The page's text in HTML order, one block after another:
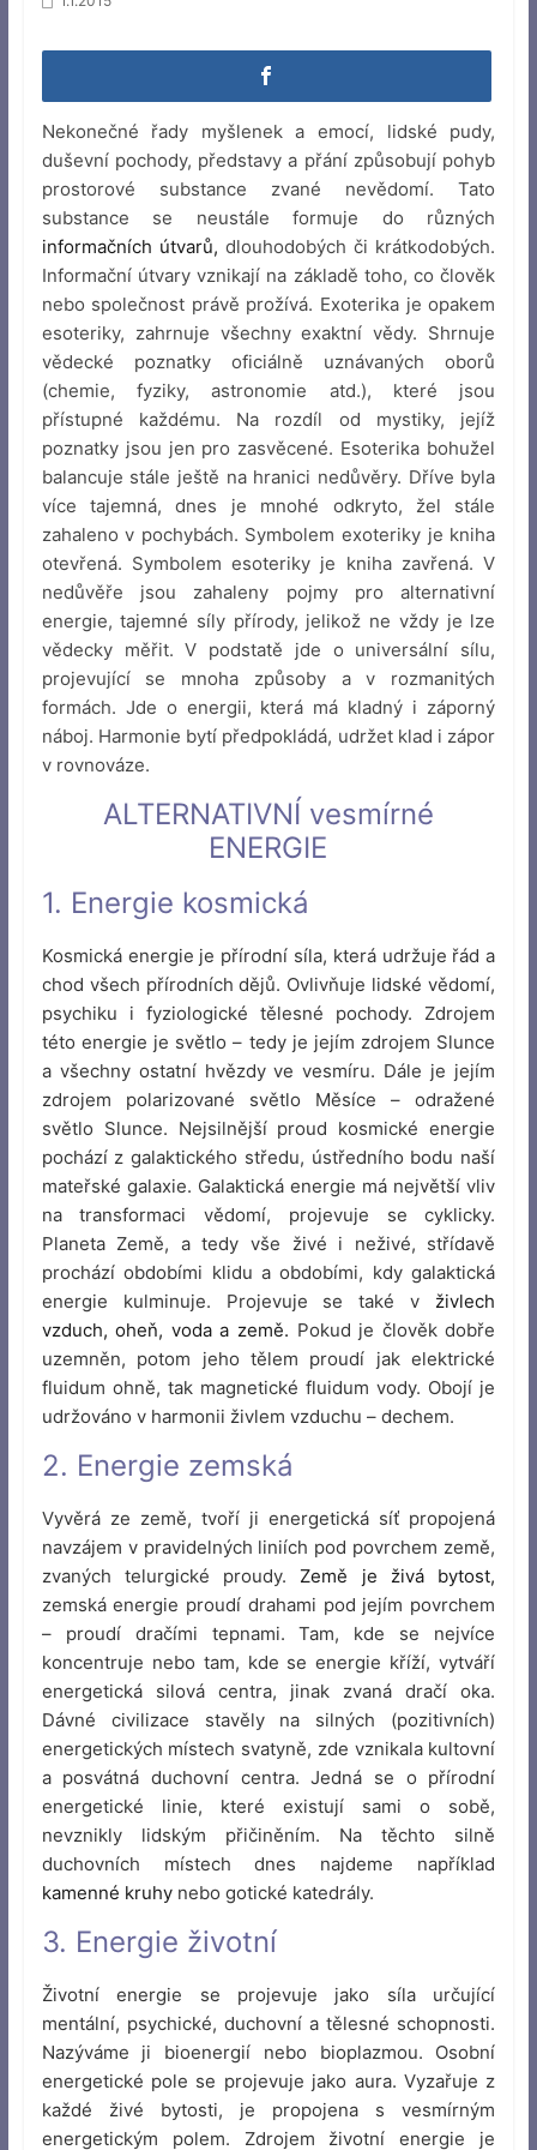
Nekonečné řady myšlenek a emocí, lidské pudy,
duševní pochody, představy a přání způsobují pohyb
prostorové substance zvané nevědomí. Tato
substance se neustále formuje do různých
informačních útvarů, dlouhodobých či krátkodobých.
Informační útvary vznikají na základě toho, co člověk
nebo společnost právě prožívá. Exoterika je opakem
esoteriky, zahrnuje všechny exaktní vědy. Shrnuje
vědecké poznatky oficiálně uznávaných oborů
(chemie, fyziky, astronomie atd.), které jsou
přístupné každému. Na rozdíl od mystiky, jejíž
poznatky jsou jen pro zasvěcené. Esoterika bohužel
balancuje stále ještě na hranici nedůvěry. Dříve byla
více tajemná, dnes je mnohé odkryto, žel stále
zahaleno v pochybách. Symbolem exoteriky je kniha
otevřená. Symbolem esoteriky je kniha zavřená. V
nedůvěře jsou zahaleny pojmy pro alternativní
energie, tajemné síly přírody, jelikož ne vždy je lze
vědecky měřit. V podstatě jde o universální sílu,
projevující se mnoha způsoby a v rozmanitých
formách. Jde o energii, která má kladný i záporný
náboj. Harmonie bytí předpokládá, udržet klad i zápor
v rovnováze.
ALTERNATIVNÍ vesmírné
ENERGIE
1. Energie kosmická
Kosmická energie je přírodní síla, která udržuje řád a
chod všech přírodních dějů. Ovlivňuje lidské vědomí,
psychiku i fyziologické tělesné pochody. Zdrojem
této energie je světlo – tedy je jejím zdrojem Slunce
a všechny ostatní hvězdy ve vesmíru. Dále je jejím
zdrojem polarizované světlo Měsíce – odražené
světlo Slunce. Nejsilnější proud kosmické energie
pochází z galaktického středu, ústředního bodu naší
mateřské galaxie. Galaktická energie má největší vliv
na transformaci vědomí, projevuje se cyklicky.
Planeta Země, a tedy vše živé i neživé, střídavě
prochází obdobími klidu a obdobími, kdy galaktická
energie kulminuje. Projevuje se také v živlech
vzduch, oheň, voda a země. Pokud je člověk dobře
uzemněn, potom jeho tělem proudí jak elektrické
fluidum ohně, tak magnetické fluidum vody. Obojí je
udržováno v harmonii živlem vzduchu – dechem.
2. Energie zemská
Vyvěrá ze země, tvoří ji energetická síť propojená
navzájem v pravidelných liniích pod povrchem země,
zvaných telurgické proudy. Země je živá bytost,
zemská energie proudí drahami pod jejím povrchem
– proudí dračími tepnami. Tam, kde se nejvíce
koncentruje nebo tam, kde se energie kříží, vytváří
energetická silová centra, jinak zvaná dračí oka.
Dávné civilizace stavěly na silných (pozitivních)
energetických místech svatyně, zde vznikala kultovní
a posvátná duchovní centra. Jedná se o přírodní
energetické linie, které existují sami o sobě,
nevznikly lidským přičiněním. Na těchto silně
duchovních místech dnes najdeme například
kamenné kruhynebo gotické katedrály.
3. Energie životní
Životní energie se projevuje jako síla určující
mentální, psychické, duchovní a tělesné schopnosti.
Nazýváme ji bioenergií nebo bioplazmou. Osobní
energetické pole se projevuje jako aura. Vyzařuje z
každé živé bytosti, je propojena s vesmírným
energetickým polem. Zdrojem životní energie je